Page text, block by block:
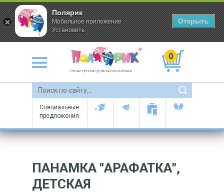
Оптово-производственная компания
0
Специальные
предложения
ПАНАМКА "АРАФАТКА",
ДЕТСКАЯ
Полярик
Мобильное приложение
Установить
Открыть